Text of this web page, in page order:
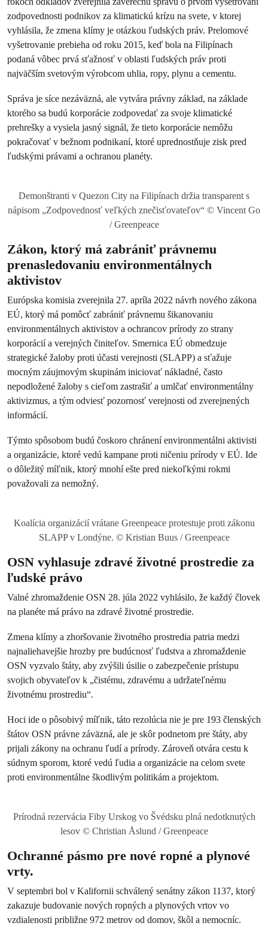
zodpovednosti podnikov za klimatickú krízu na svete, v ktorej
vyhlásila, že zmena klímy je otázkou ľudských práv. Prelomové
vyšetrovanie prebieha od roku 2015, keď bola na Filipínach
podaná vôbec prvá sťažnosť v oblasti ľudských práv proti
najväčším svetovým výrobcom uhlia, ropy, plynu a cementu.
Správa je síce nezáväzná, ale vytvára právny základ, na základe
ktorého sa budú korporácie zodpovedať za svoje klimatické
prehrešky a vysiela jasný signál, že tieto korporácie nemôžu
pokračovať v bežnom podnikaní, ktoré uprednostňuje zisk pred
ľudskými právami a ochranou planéty.
Demonštranti v Quezon City na Filipínach držia transparent s
nápisom „Zodpovednosť veľkých znečisťovateľov“ © Vincent Go
/ Greenpeace
Zákon, ktorý má zabrániť právnemu
prenasledovaniu environmentálnych
aktivistov
Európska komisia zverejnila 27. apríla 2022 návrh nového zákona
EÚ, ktorý má pomôcť zabrániť právnemu šikanovaniu
environmentálnych aktivistov a ochrancov prírody zo strany
korporácií a verejných činiteľov. Smernica EÚ obmedzuje
strategické žaloby proti účasti verejnosti (SLAPP) a sťažuje
mocným záujmovým skupinám iniciovať nákladné, často
nepodložené žaloby s cieľom zastrašiť a umlčať environmentálny
aktivizmus, a tým odviesť pozornosť verejnosti od zverejnených
informácií.
Týmto spôsobom budú čoskoro chránení environmentálni aktivisti
a organizácie, ktoré vedú kampane proti ničeniu prírody v EÚ. Ide
o dôležitý míľnik, ktorý mnohí ešte pred niekoľkými rokmi
považovali za nemožný.
Koalícia organizácií vrátane Greenpeace protestuje proti zákonu
SLAPP v Londýne. © Kristian Buus / Greenpeace
OSN vyhlasuje zdravé životné prostredie za
ľudské právo
Valné zhromaždenie OSN 28. júla 2022 vyhlásilo, že každý človek
na planéte má právo na zdravé životné prostredie.
Zmena klímy a zhoršovanie životného prostredia patria medzi
najnaliehavejšie hrozby pre budúcnosť ľudstva a zhromaždenie
OSN vyzvalo štáty, aby zvýšili úsilie o zabezpečenie prístupu
svojich obyvateľov k „čistému, zdravému a udržateľnému
životnému prostrediu“.
Hoci ide o pôsobivý míľnik, táto rezolúcia nie je pre 193 členských
štátov OSN právne záväzná, ale je skôr podnetom pre štáty, aby
prijali zákony na ochranu ľudí a prírody. Zároveň otvára cestu k
súdnym sporom, ktoré vedú ľudia a organizácie na celom svete
proti environmentálne škodlivým politikám a projektom.
Prírodná rezervácia Fiby Urskog vo Švédsku plná nedotknutých
lesov © Christian Åslund / Greenpeace
Ochranné pásmo pre nové ropné a plynové
vrty.
V septembri bol v Kalifornii schválený senátny zákon 1137, ktorý
zakazuje budovanie nových ropných a plynových vrtov vo
vzdialenosti približne 972 metrov od domov, škôl a nemocníc.